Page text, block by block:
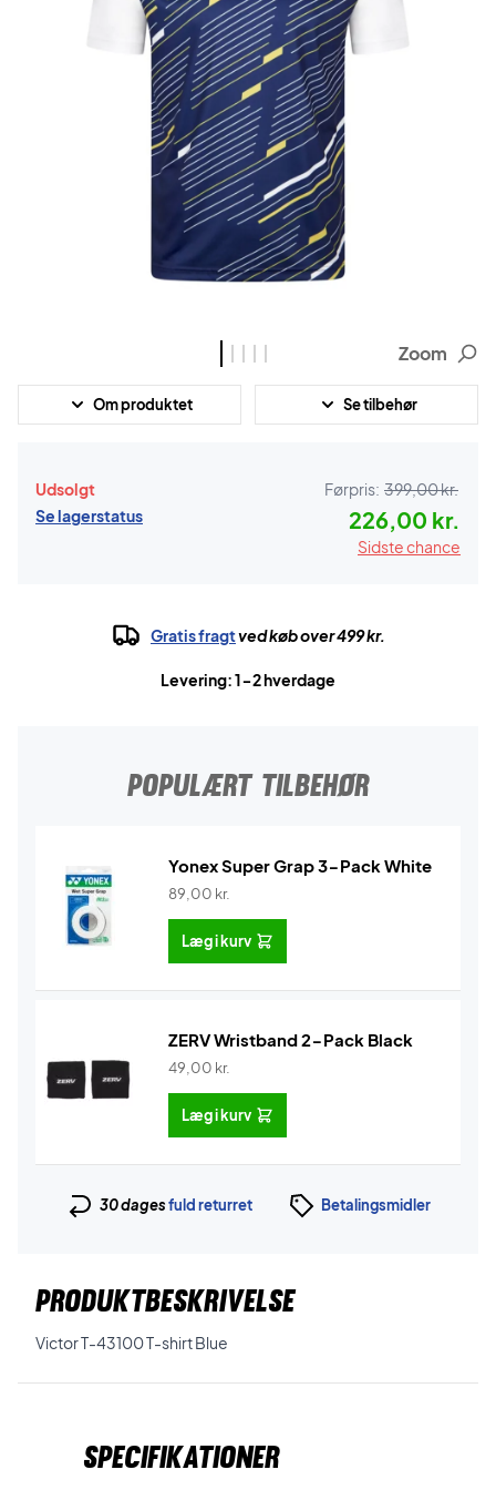
Zoom
Om produktet Se tilbehør
Udsolgt
Se lagerstatus
Førpris: 399,00 kr.
226,00 kr.
Sidste chance
Gratis fragtved køb over 499 kr.
Levering: 1-2 hverdage
POPULÆRT TILBEHØR
Yonex Super Grap 3-Pack White
89,00 kr.
Læg i kurv
ZERV Wristband 2-Pack Black
49,00 kr.
Læg i kurv
30 dagesfuld returret Betalingsmidler
PRODUKTBESKRIVELSE
Victor T-43100 T-shirt Blue
Specifikationer